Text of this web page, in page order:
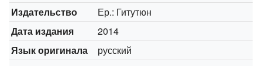
Издательство
Ер.: Гитутюн
Дата издания
2014
Язык оригинала
русский